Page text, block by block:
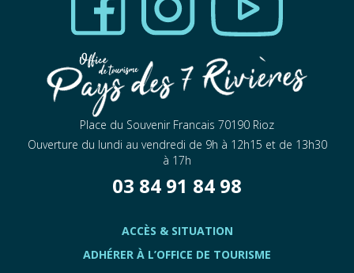
Place du Souvenir Francais 70190 Rioz
Ouverture du lundi au vendredi de 9h à 12h15 et de 13h30
à 17h
03 84 91 84 98
ACCÈS & SITUATION
ADHÉRER À L’OFFICE DE TOURISME